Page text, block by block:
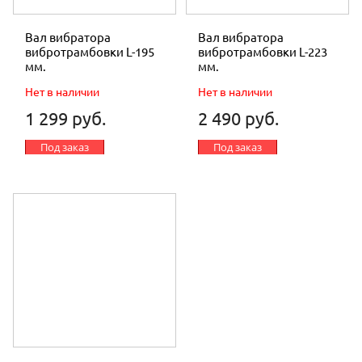
Вал вибратора
вибротрамбовки L-195
мм.
Нет в наличии
1 299 руб.
Под заказ
Вал вибратора
вибротрамбовки L-223
мм.
Нет в наличии
2 490 руб.
Под заказ